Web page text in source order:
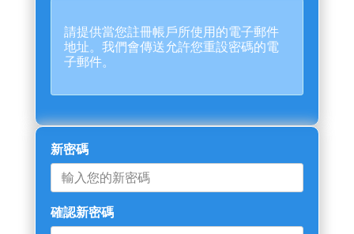
請提供當您註冊帳戶所使用的電子郵件
地址。我們會傳送允許您重設密碼的電
子郵件。
新密碼
確認新密碼